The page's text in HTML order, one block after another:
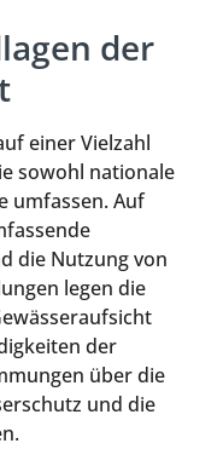
der
einer Vielzahl
sowohl nationale
umfassen. Auf
die Nutzung von
legen die
der
über die
und die